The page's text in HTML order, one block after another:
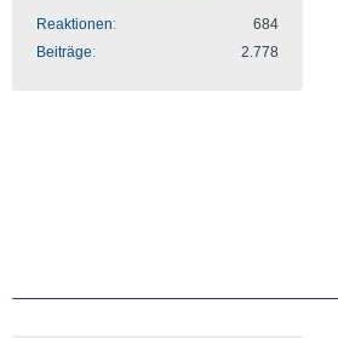
Reaktionen
684
Beiträge
2.778